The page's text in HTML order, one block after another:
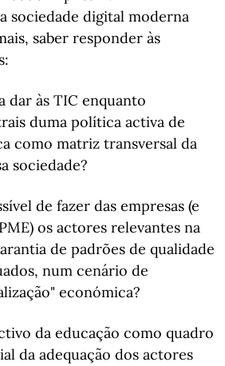
sociedade digital moderna
saber responder às
dar às TIC enquanto
duma política activa de
como matriz transversal da
sociedade?
de fazer das empresas (e
os actores relevantes na
de padrões de qualidade
num cenário de
económica?
da educação como quadro
da adequação dos actores